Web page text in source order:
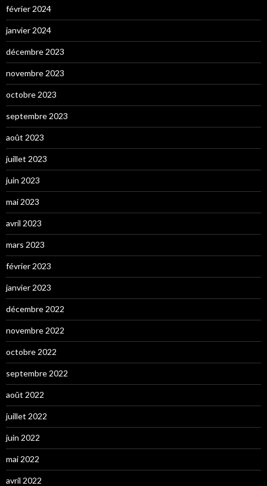
février 2024
janvier 2024
décembre 2023
novembre 2023
octobre 2023
septembre 2023
août 2023
juillet 2023
juin 2023
mai 2023
avril 2023
mars 2023
février 2023
janvier 2023
décembre 2022
novembre 2022
octobre 2022
septembre 2022
août 2022
juillet 2022
juin 2022
mai 2022
avril 2022